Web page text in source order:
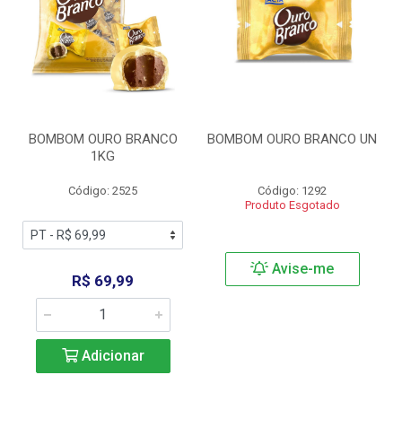
BOMBOM OURO BRANCO
1KG
Código: 2525
R$ 69,99
Adicionar
BOMBOM OURO BRANCO UN
Código: 1292
Produto Esgotado
Avise-me